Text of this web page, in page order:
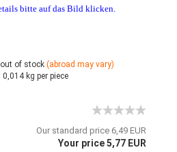
bitte auf das Bild klicken.
out of stock (abroad may vary)
0,014kg per piece
Our standard price 6,49 EUR
Your price 5,77 EUR